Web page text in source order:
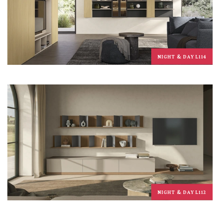
NIGHT & DAY L114
NIGHT & DAY L112